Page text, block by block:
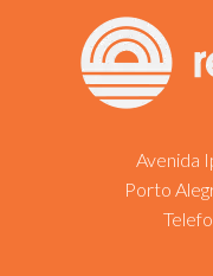
Avenida
Porto